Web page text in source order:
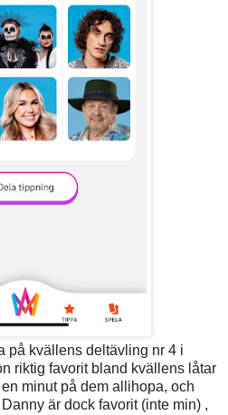
på kvällens deltävling nr 4 i
riktig favorit bland kvällens låtar
minut på dem allihopa, och
är dock favorit (inte min) ,